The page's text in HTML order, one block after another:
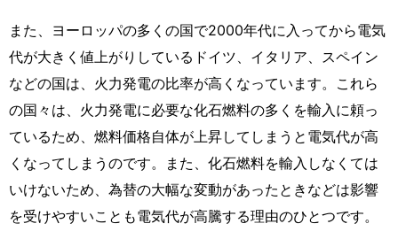
また、ヨーロッパの多くの国で2000年代に入ってから電気
代が大きく値上がりしているドイツ、イタリア、スペイン
などの国は、火力発電の比率が高くなっています。これら
の国々は、火力発電に必要な化石燃料の多くを輸入に頼っ
ているため、燃料価格自体が上昇してしまうと電気代が高
くなってしまうのです。また、化石燃料を輸入しなくては
いけないため、為替の大幅な変動があったときなどは影響
を受けやすいことも電気代が高騰する理由のひとつです。